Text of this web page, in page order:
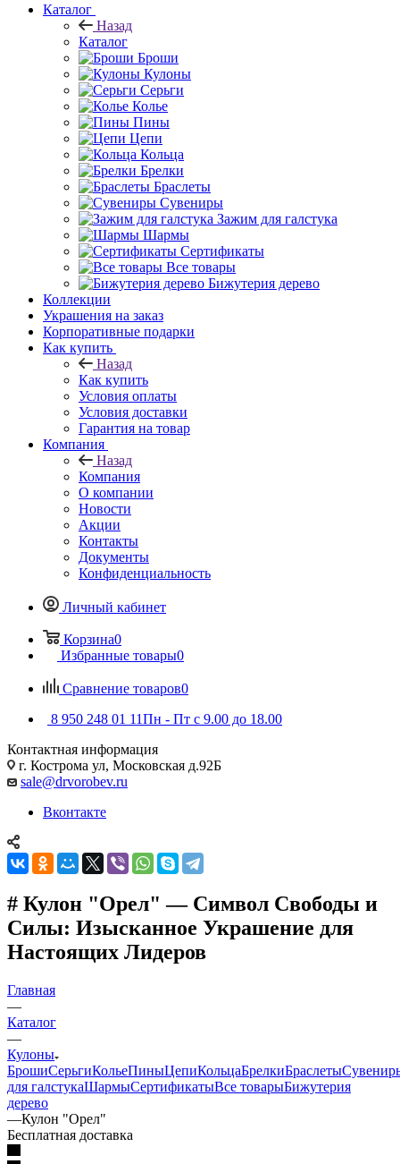
Каталог
Назад
Каталог
Броши
Кулоны
Серьги
Колье
Пины
Цепи
Кольца
Брелки
Браслеты
Сувениры
Зажим для галстука
Шармы
Сертификаты
Все товары
Бижутерия дерево
Коллекции
Украшения на заказ
Корпоративные подарки
Как купить
Назад
Как купить
Условия оплаты
Условия доставки
Гарантия на товар
Компания
Назад
Компания
О компании
Новости
Акции
Контакты
Документы
Конфиденциальность
Личный кабинет
Корзина0
Избранные товары0
Сравнение товаров0
8 950 248 01 11Пн - Пт с 9.00 до 18.00
Контактная информация
г. Кострома ул, Московская д.92Б
sale@drvorobev.ru
Вконтакте
# Кулон "Орел" — Символ Свободы и
Силы: Изысканное Украшение для
Настоящих Лидеров
Главная
—
Каталог
—
Кулоны
БрошиСерьгиКольеПиныЦепиКольцаБрелкиБраслеты
для галстукаШармыСертификатыВсе товарыБижутерия
дерево
—Кулон "Орел"
Бесплатная доставка